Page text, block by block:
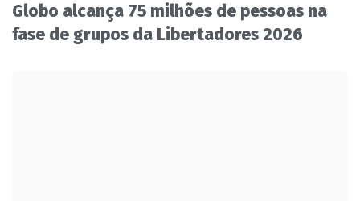
Globo alcança 75 milhões de pessoas na
fase de grupos da Libertadores 2026